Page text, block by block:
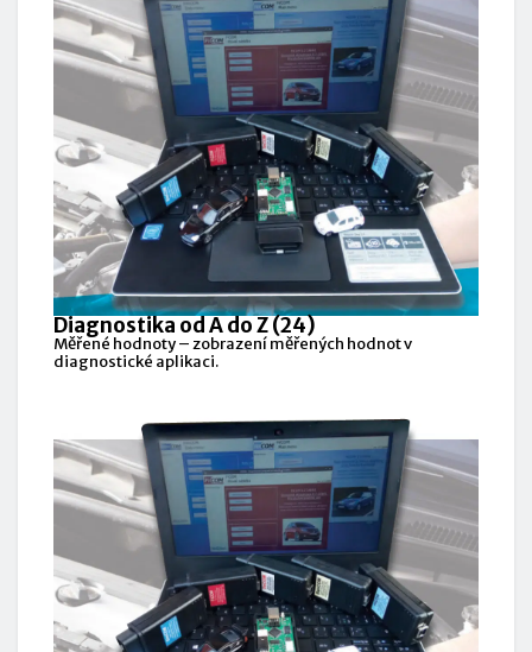
Diagnostika od A do Z (24)
Měřené hodnoty – zobrazení měřených hodnot v
diagnostické aplikaci.